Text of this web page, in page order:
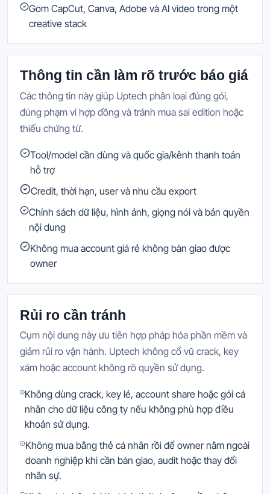
Gom CapCut, Canva, Adobe và AI video trong một
creative stack
Thông tin cần làm rõ trước báo giá
Các thông tin này giúp Uptech phân loại đúng gói,
đúng phạm vi hợp đồng và tránh mua sai edition hoặc
thiếu chứng từ.
Tool/model cần dùng và quốc gia/kênh thanh toán
hỗ trợ
Credit, thời hạn, user và nhu cầu export
Chính sách dữ liệu, hình ảnh, giọng nói và bản quyền
nội dung
Không mua account giá rẻ không bàn giao được
owner
Rủi ro cần tránh
Cụm nội dung này ưu tiên hợp pháp hóa phần mềm và
giảm rủi ro vận hành. Uptech không cổ vũ crack, key
xám hoặc account không rõ quyền sử dụng.
Không dùng crack, key lẻ, account share hoặc gói cá
nhân cho dữ liệu công ty nếu không phù hợp điều
khoản sử dụng.
Không mua bằng thẻ cá nhân rồi để owner nằm ngoài
doanh nghiệp khi cần bàn giao, audit hoặc thay đổi
nhân sự.